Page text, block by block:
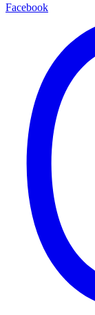
Facebook